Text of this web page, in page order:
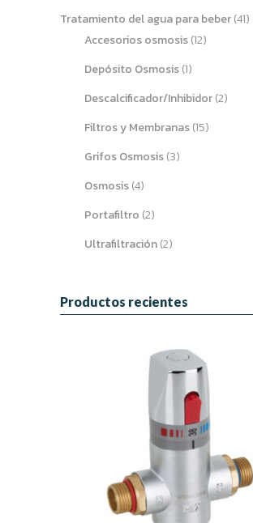
Tratamiento del agua para beber(41)
Accesorios osmosis(12)
Depósito Osmosis(1)
Descalcificador/Inhibidor(2)
Filtros y Membranas(15)
Grifos Osmosis(3)
Osmosis(4)
Portafiltro (2)
Ultrafiltración(2)
Productos recientes